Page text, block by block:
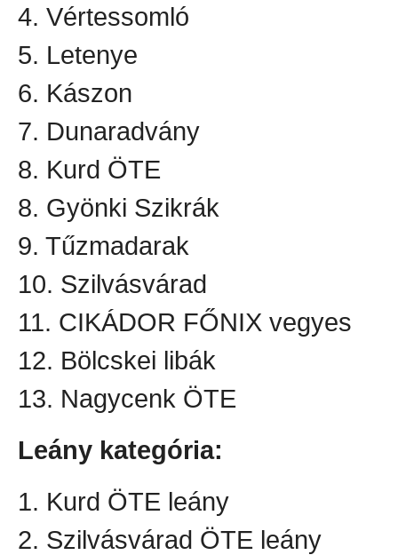
4. Vértessomló
5. Letenye
6. Kászon
7. Dunaradvány
8. Kurd ÖTE
8. Gyönki Szikrák
9. Tűzmadarak
10. Szilvásvárad
11. CIKÁDOR FŐNIX vegyes
12. Bölcskei libák
13. Nagycenk ÖTE
Leány kategória:
1. Kurd ÖTE leány
2. Szilvásvárad ÖTE leány